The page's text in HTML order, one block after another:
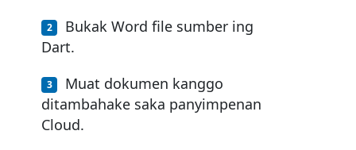
Bukak Word file sumber ing
Dart.
Muat dokumen kanggo
ditambahake saka panyimpenan
Cloud.